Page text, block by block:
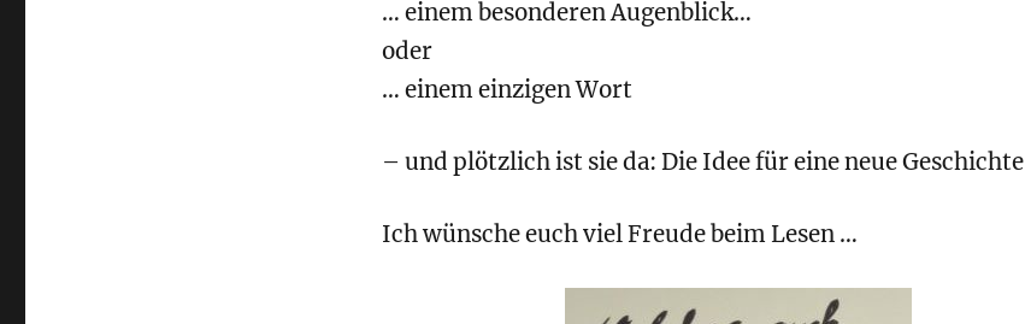
… einem besonderen Augenblick…
oder
… einem einzigen Wort
– und plötzlich ist sie da: Die Idee für eine neue Geschichte
Ich wünsche euch viel Freude beim Lesen …